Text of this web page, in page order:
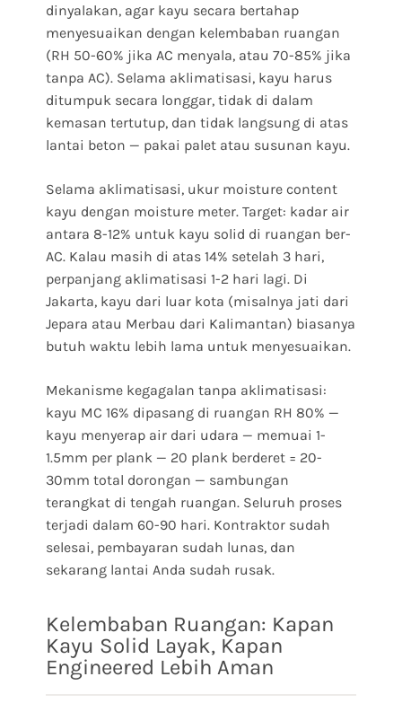
dinyalakan, agar kayu secara bertahap
menyesuaikan dengan kelembaban ruangan
(RH 50-60% jika AC menyala, atau 70-85% jika
tanpa AC). Selama aklimatisasi, kayu harus
ditumpuk secara longgar, tidak di dalam
kemasan tertutup, dan tidak langsung di atas
lantai beton — pakai palet atau susunan kayu.
Selama aklimatisasi, ukur moisture content
kayu dengan moisture meter. Target: kadar air
antara 8-12% untuk kayu solid di ruangan ber-
AC. Kalau masih di atas 14% setelah 3 hari,
perpanjang aklimatisasi 1-2 hari lagi. Di
Jakarta, kayu dari luar kota (misalnya jati dari
Jepara atau Merbau dari Kalimantan) biasanya
butuh waktu lebih lama untuk menyesuaikan.
Mekanisme kegagalan tanpa aklimatisasi:
kayu MC 16% dipasang di ruangan RH 80% —
kayu menyerap air dari udara — memuai 1-
1.5mm per plank — 20 plank berderet = 20-
30mm total dorongan — sambungan
terangkat di tengah ruangan. Seluruh proses
terjadi dalam 60-90 hari. Kontraktor sudah
selesai, pembayaran sudah lunas, dan
sekarang lantai Anda sudah rusak.
Kelembaban Ruangan: Kapan
Kayu Solid Layak, Kapan
Engineered Lebih Aman